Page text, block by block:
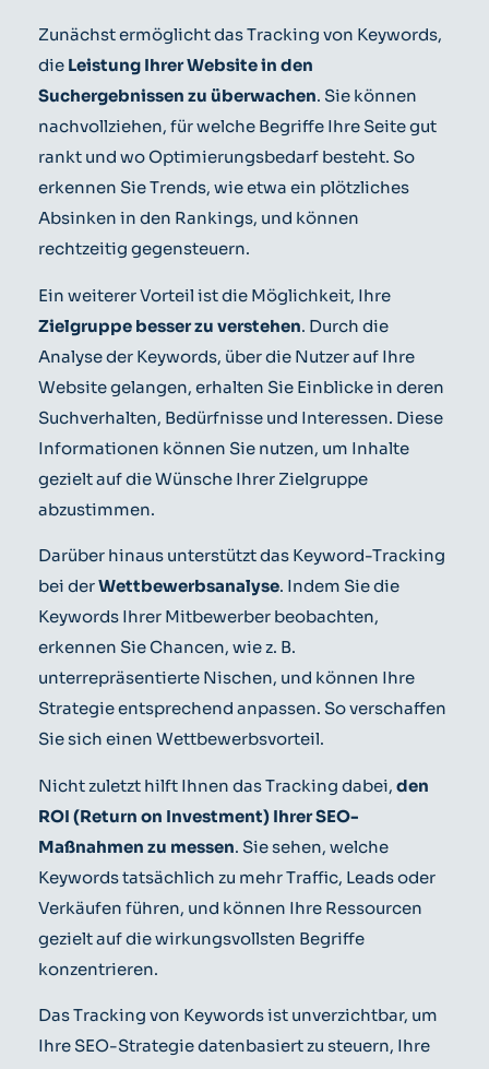
Zunächst ermöglicht das Tracking von Keywords,
die Leistung Ihrer Website in den
Suchergebnissen zu überwachen. Sie können
nachvollziehen, für welche Begriffe Ihre Seite gut
rankt und wo Optimierungsbedarf besteht. So
erkennen Sie Trends, wie etwa ein plötzliches
Absinken in den Rankings, und können
rechtzeitig gegensteuern.
Ein weiterer Vorteil ist die Möglichkeit, Ihre
Zielgruppe besser zu verstehen. Durch die
Analyse der Keywords, über die Nutzer auf Ihre
Website gelangen, erhalten Sie Einblicke in deren
Suchverhalten, Bedürfnisse und Interessen. Diese
Informationen können Sie nutzen, um Inhalte
gezielt auf die Wünsche Ihrer Zielgruppe
abzustimmen.
Darüber hinaus unterstützt das Keyword-Tracking
bei derWettbewerbsanalyse. Indem Sie die
Keywords Ihrer Mitbewerber beobachten,
erkennen Sie Chancen, wie z. B.
unterrepräsentierte Nischen, und können Ihre
Strategie entsprechend anpassen. So verschaffen
Sie sich einen Wettbewerbsvorteil.
Nicht zuletzt hilft Ihnen das Tracking dabei, den
ROI (Return on Investment) Ihrer SEO-
Maßnahmen zu messen. Sie sehen, welche
Keywords tatsächlich zu mehr Traffic, Leads oder
Verkäufen führen, und können Ihre Ressourcen
gezielt auf die wirkungsvollsten Begriffe
konzentrieren.
Das Tracking von Keywords ist unverzichtbar, um
Ihre SEO-Strategie datenbasiert zu steuern, Ihre